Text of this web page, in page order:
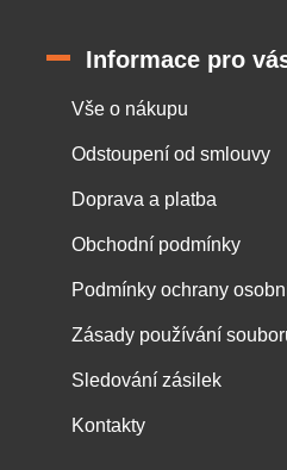
Informace pro
Vše o nákupu
Odstoupení od smlouvy
Doprava a platba
Obchodní podmínky
Podmínky ochrany
Zásady používání
Sledování zásilek
Kontakty